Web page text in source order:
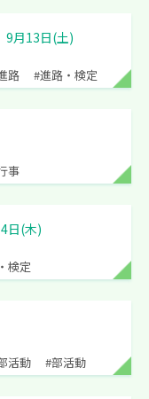
路 #進路・検定
月13日(土)
事
検定
日(木)
活動 #部活動